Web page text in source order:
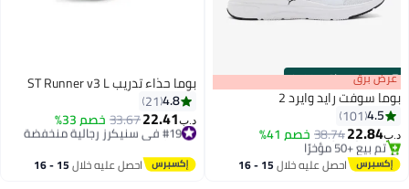
00m:00s
·باقي 100% عرض برق
بوما سوفت رايد وايرد 2
4.5
101
د.ب‏22.84
38.74خصم 41%
#11 في سنيكرز رجالية منخفضة
بتخلّص بسرعة
تم بيع +50 مؤخرًا
احصل عليه خلال 15 - 16
بوما حذاء تدريب ST Runner v3 L
4.8
21
د.ب‏22.41
33.67خصم 33% #19 في سنيكرز رجالية منخفضة
بتخلّص بسرعة
احصل عليه خلال 15 - 16